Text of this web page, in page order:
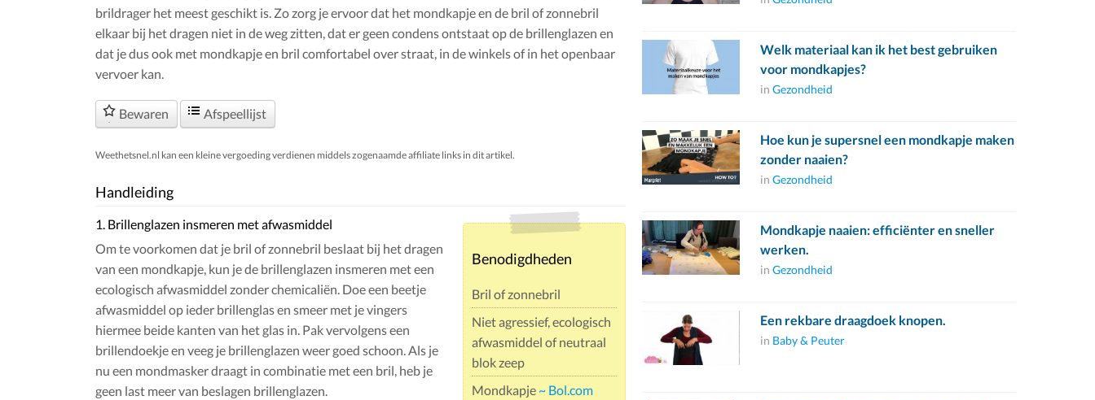
brildrager het meest geschikt is. Zo zorg je ervoor dat het mondkapje en de bril of zonnebril
elkaar bij het dragen niet in de weg zitten, dat er geen condens ontstaat op de brillenglazen en
dat je dus ook met mondkapje en bril comfortabel over straat, in de winkels of in het openbaar
vervoer kan.
Bewaren Afspeellijst
Weethetsnel.nl kan een kleine vergoeding verdienen middels zogenaamde affiliate links in dit artikel.
Handleiding
Benodigdheden
Bril of zonnebril
Niet agressief, ecologisch
afwasmiddel of neutraal
blok zeep
Mondkapje ~ Bol.com
1. Brillenglazen insmeren met afwasmiddel
Om te voorkomen dat je bril of zonnebril beslaat bij het dragen
van een mondkapje, kun je de brillenglazen insmeren met een
ecologisch afwasmiddel zonder chemicaliën. Doe een beetje
afwasmiddel op ieder brillenglas en smeer met je vingers
hiermee beide kanten van het glas in. Pak vervolgens een
brillendoekje en veeg je brillenglazen weer goed schoon. Als je
nu een mondmasker draagt in combinatie met een bril, heb je
geen last meer van beslagen brillenglazen.
Welk materiaal kan ik het best gebruiken
voor mondkapjes?
in Gezondheid
Hoe kun je supersnel een mondkapje maken
zonder naaien?
in Gezondheid
Mondkapje naaien: efficiënter en sneller
werken.
in Gezondheid
Een rekbare draagdoek knopen.
in Baby & Peuter